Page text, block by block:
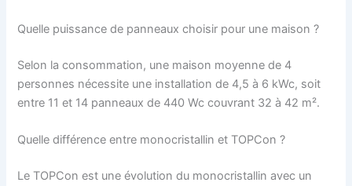
Quelle puissance de panneaux choisir pour une maison ?
Selon la consommation, une maison moyenne de 4
personnes nécessite une installation de 4,5 à 6 kWc, soit
entre 11 et 14 panneaux de 440 Wc couvrant 32 à 42 m².
Quelle différence entre monocristallin et TOPCon ?
Le TOPCon est une évolution du monocristallin avec un